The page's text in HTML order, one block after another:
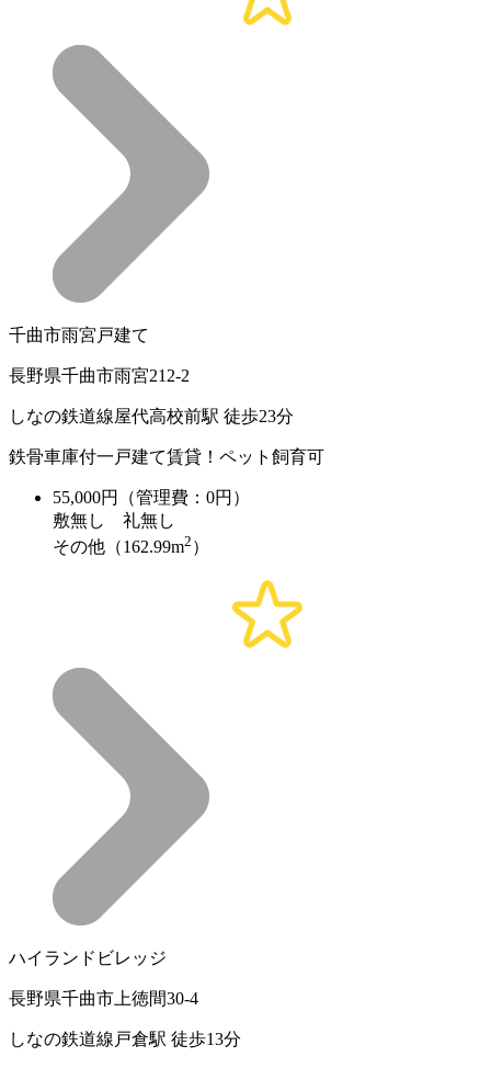
千曲市雨宮戸建て
長野県千曲市雨宮212-2
しなの鉄道線屋代高校前駅 徒歩23分
鉄骨車庫付一戸建て賃貸！ペット飼育可
55,000円（管理費：0円）
敷無し 礼無し
その他（162.99m2 ）
ハイランドビレッジ
長野県千曲市上徳間30-4
しなの鉄道線戸倉駅 徒歩13分